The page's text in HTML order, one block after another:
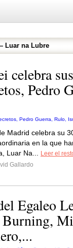
Luar na Lubre
celebra
Pedro
Madrid celebra su
en la que
Luar Na...
Leer el
Gallardo
Egaleo